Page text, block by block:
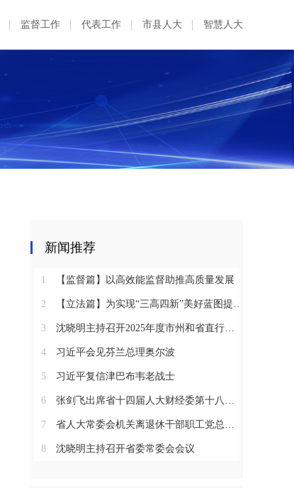
监督工作 代表工作 市县人大 智慧人大
新闻推荐
1 【监督篇】以高效能监督助推高质量发展
2 【立法篇】为实现“三高四新”美好蓝图提供坚实法治保障
3 沈晓明主持召开2025年度市州和省直行业系统党（工）委书记抓基层党建工作述职评议会议
4 习近平会见芬兰总理奥尔波
5 习近平复信津巴布韦老战士
6 张剑飞出席省十四届人大财经委第十八次全体会议
7 省人大常委会机关离退休干部职工党总支召开2025年度总结表彰大会
8 沈晓明主持召开省委常委会会议